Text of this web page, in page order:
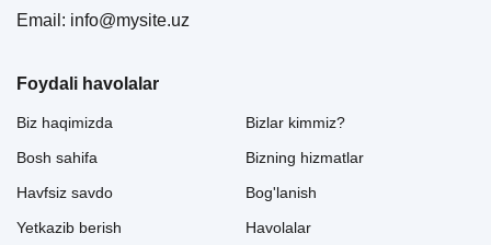
Email: info@mysite.uz
Foydali havolalar
Biz haqimizda
Bosh sahifa
Havfsiz savdo
Yetkazib berish
Bizlar kimmiz?
Bizning hizmatlar
Bog'lanish
Havolalar